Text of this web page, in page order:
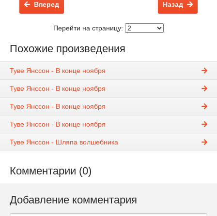
Назад
Вперед
Перейти на страницу:
Похожие произведения
Туве Янссон - В конце ноября
Туве Янссон - В конце ноября
Туве Янссон - В конце ноября
Туве Янссон - В конце ноября
Туве Янссон - Шляпа волшебника
Комментарии (0)
Добавление комментария